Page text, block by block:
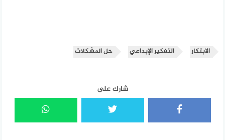
الابتكار التفكير الإبداعي حل المشكلات
شارك على